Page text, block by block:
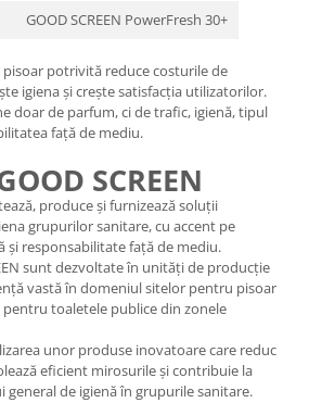
GOOD SCREEN PowerFresh 30+
potrivită reduce costurile de
igiena și crește satisfacția utilizatorilor.
doar de parfum, ci de trafic, igienă, tipul
față de mediu.
SCREEN
produce și furnizează soluții
grupurilor sanitare, cu accent pe
și responsabilitate față de mediu.
sunt dezvoltate în unități de producție
vastă în domeniul sitelor pentru pisoar
toaletele publice din zonele
unor produse inovatoare care reduc
eficient mirosurile și contribuie la
de igienă în grupurile sanitare.